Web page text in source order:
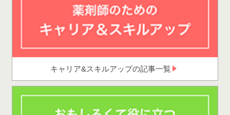
キャリア&スキルアップの記事一覧